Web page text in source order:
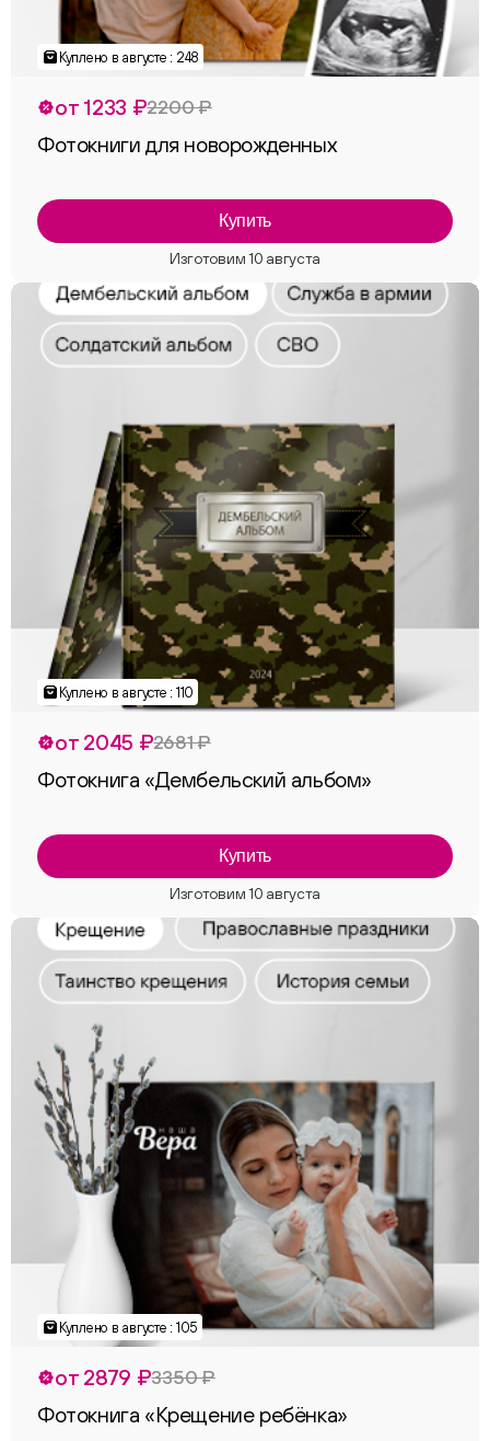
Куплено в августе : 248
от 1233 ₽2200 ₽
Фотокниги для новорожденных
Купить
Куплено в августе : 110
от 2045 ₽2681 ₽
Фотокнига «Дембельский альбом»
Купить
Куплено в августе : 105
от 2879 ₽3350 ₽
Фотокнига «Крещение ребёнка»